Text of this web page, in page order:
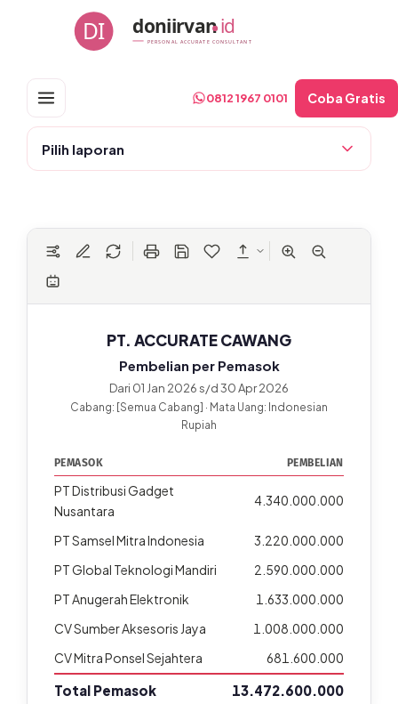
DI doniirvanid
PERSONAL ACCURATE CONSULTANT
0812 1967 0101 Coba Gratis
Pilih laporan
PT. ACCURATE CAWANG
Pembelian per Pemasok
Dari 01 Jan 2026 s/d 30 Apr 2026
Cabang: [Semua Cabang] · Mata Uang: Indonesian
Rupiah
PEMASOK PEMBELIAN
PT Distribusi Gadget
Nusantara
4.340.000.000
PT Samsel Mitra Indonesia
3.220.000.000
PT Global Teknologi Mandiri
2.590.000.000
PT Anugerah Elektronik
1.633.000.000
CV Sumber Aksesoris Jaya
1.008.000.000
CV Mitra Ponsel Sejahtera
681.600.000
Total Pemasok 13.472.600.000